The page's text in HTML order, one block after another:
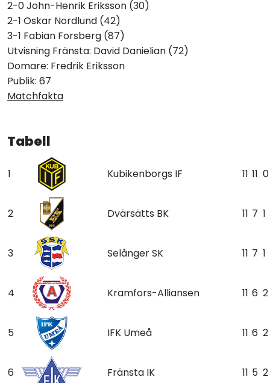
2-0 John-Henrik Eriksson (30)
2-1 Oskar Nordlund (42)
3-1 Fabian Forsberg (87)
Utvisning Fränsta: David Danielian (72)
Domare: Fredrik Eriksson
Publik: 67
Matchfakta
Tabell
1 Kubikenborgs IF 11 11 0
2 Dvärsätts BK 11 7 1
3 Selånger SK 11 7 1
4 Kramfors-Alliansen 11 6 2
5 IFK Umeå 11 6 2
6 Fränsta IK 11 5 2